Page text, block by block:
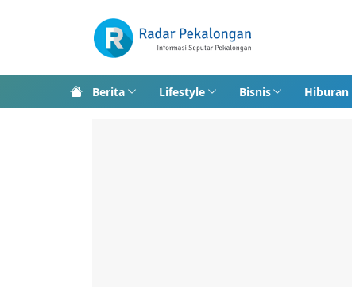
Berita Lifestyle Bisnis Hiburan